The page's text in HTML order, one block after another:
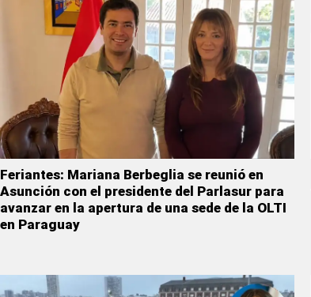
Feriantes: Mariana Berbeglia se reunió en
Asunción con el presidente del Parlasur para
avanzar en la apertura de una sede de la OLTI
en Paraguay